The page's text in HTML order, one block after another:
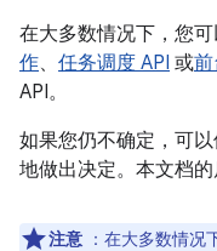
在大多数情况下，您
作、 任务调度 API 或
API。
如果您仍不确定，可
地做出决定。本文档
注意 ：在大多数情况